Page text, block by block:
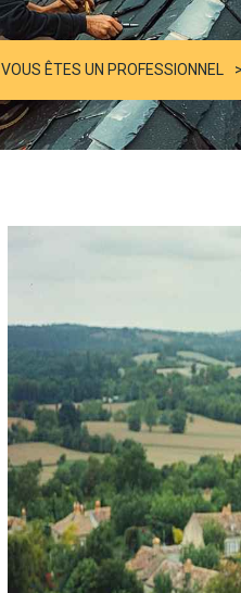
VOUS ÊTES UN PROFESSIONNEL